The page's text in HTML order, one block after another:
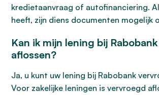
kredietaanvraag of autofinanciering.
heeft, zijn diens documenten mogelijk
Kan ik mijn lening bij
aflossen?
Ja, u kunt uw lening bij Rabobank
Voor zakelijke leningen is vervroegd